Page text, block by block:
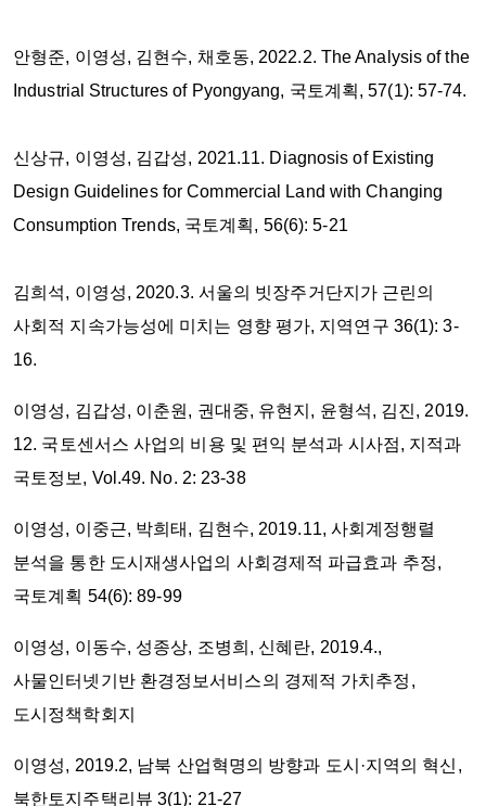
안형준, 이영성, 김현수, 채호동, 2022.2. The Analysis of the
Industrial Structures of Pyongyang, 국토계획, 57(1): 57-74.
신상규, 이영성, 김갑성, 2021.11. Diagnosis of Existing
Design Guidelines for Commercial Land with Changing
Consumption Trends, 국토계획, 56(6): 5-21
김희석, 이영성, 2020.3. 서울의 빗장주거단지가 근린의
사회적 지속가능성에 미치는 영향 평가, 지역연구 36(1): 3-
16.
이영성, 김갑성, 이춘원, 권대중, 유현지, 윤형석, 김진, 2019.
12. 국토센서스 사업의 비용 및 편익 분석과 시사점, 지적과
국토정보, Vol.49. No. 2: 23-38
이영성, 이중근, 박희태, 김현수, 2019.11, 사회계정행렬
분석을 통한 도시재생사업의 사회경제적 파급효과 추정,
국토계획 54(6): 89-99
이영성, 이동수, 성종상, 조병희, 신혜란, 2019.4.,
사물인터넷기반 환경정보서비스의 경제적 가치추정,
도시정책학회지
이영성, 2019.2, 남북 산업혁명의 방향과 도시·지역의 혁신,
북한토지주택리뷰 3(1): 21-27